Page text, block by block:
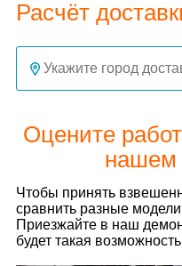
Расчёт
Оцените
нашем
Чтобы принять
сравнить разные
Приезжайте в наш
будет такая